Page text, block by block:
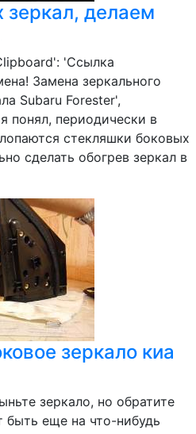
зеркал, делаем
'Ссылка
Замена зеркального
Subaru Forester',
понял, периодически в
стекляшки боковых
сделать обогрев зеркал в
зеркало киа
зеркало, но обратите
еще на что-нибудь